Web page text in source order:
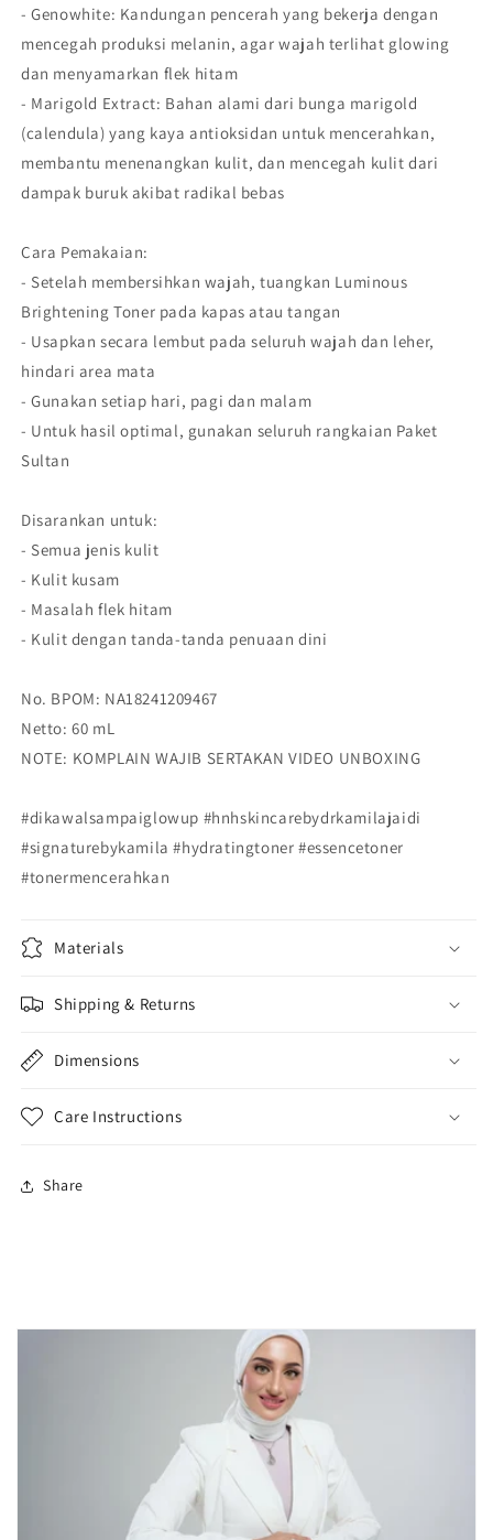
- Genowhite: Kandungan pencerah yang bekerja dengan
mencegah produksi melanin, agar wajah terlihat glowing
dan menyamarkan flek hitam
- Marigold Extract: Bahan alami dari bunga marigold
(calendula) yang kaya antioksidan untuk mencerahkan,
membantu menenangkan kulit, dan mencegah kulit dari
dampak buruk akibat radikal bebas
Cara Pemakaian:
- Setelah membersihkan wajah, tuangkan Luminous
Brightening Toner pada kapas atau tangan
- Usapkan secara lembut pada seluruh wajah dan leher,
hindari area mata
- Gunakan setiap hari, pagi dan malam
- Untuk hasil optimal, gunakan seluruh rangkaian Paket
Sultan
Disarankan untuk:
- Semua jenis kulit
- Kulit kusam
- Masalah flek hitam
- Kulit dengan tanda-tanda penuaan dini
No. BPOM: NA18241209467
Netto: 60 mL
NOTE: KOMPLAIN WAJIB SERTAKAN VIDEO UNBOXING
#dikawalsampaiglowup #hnhskincarebydrkamilajaidi
#signaturebykamila #hydratingtoner #essencetoner
#tonermencerahkan
Materials
Shipping & Returns
Dimensions
Care Instructions
Share